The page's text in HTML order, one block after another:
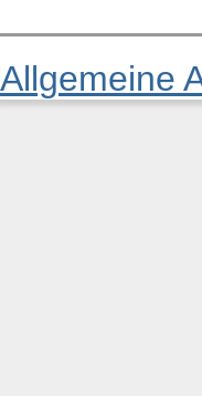
Allgemeine